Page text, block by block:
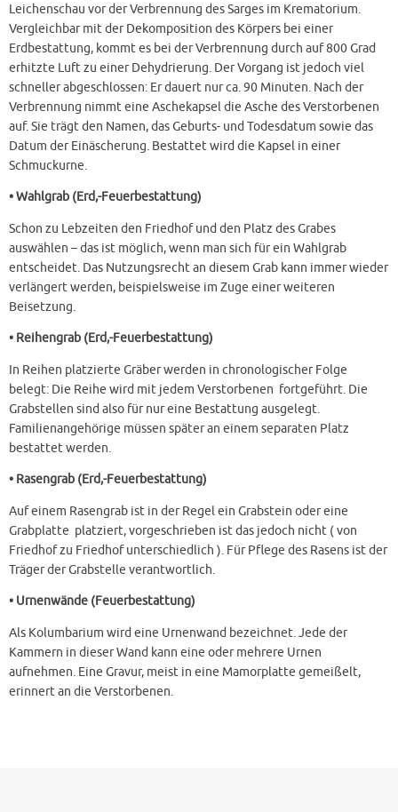
Leichenschau vor der Verbrennung des Sarges im Krematorium.
Vergleichbar mit der Dekomposition des Körpers bei einer
Erdbestattung, kommt es bei der Verbrennung durch auf 800 Grad
erhitzte Luft zu einer Dehydrierung. Der Vorgang ist jedoch viel
schneller abgeschlossen: Er dauert nur ca. 90 Minuten. Nach der
Verbrennung nimmt eine Aschekapsel die Asche des Verstorbenen
auf. Sie trägt den Namen, das Geburts- und Todesdatum sowie das
Datum der Einäscherung. Bestattet wird die Kapsel in einer
Schmuckurne.
• Wahlgrab (Erd,-Feuerbestattung)
Schon zu Lebzeiten den Friedhof und den Platz des Grabes
auswählen – das ist möglich, wenn man sich für ein Wahlgrab
entscheidet. Das Nutzungsrecht an diesem Grab kann immer wieder
verlängert werden, beispielsweise im Zuge einer weiteren
Beisetzung.
• Reihengrab (Erd,-Feuerbestattung)
In Reihen platzierte Gräber werden in chronologischer Folge
belegt: Die Reihe wird mit jedem Verstorbenen fortgeführt. Die
Grabstellen sind also für nur eine Bestattung ausgelegt.
Familienangehörige müssen später an einem separaten Platz
bestattet werden.
• Rasengrab (Erd,-Feuerbestattung)
Auf einem Rasengrab ist in der Regel ein Grabstein oder eine
Grabplatte platziert, vorgeschrieben ist das jedoch nicht ( von
Friedhof zu Friedhof unterschiedlich ). Für Pflege des Rasens ist der
Träger der Grabstelle verantwortlich.
• Urnenwände (Feuerbestattung)
Als Kolumbarium wird eine Urnenwand bezeichnet. Jede der
Kammern in dieser Wand kann eine oder mehrere Urnen
aufnehmen. Eine Gravur, meist in eine Mamorplatte gemeißelt,
erinnert an die Verstorbenen.